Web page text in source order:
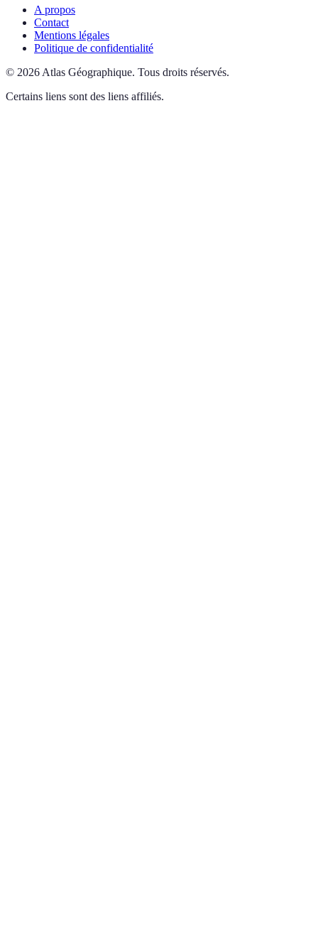
A propos
Contact
Mentions légales
Politique de confidentialité
© 2026 Atlas Géographique. Tous droits réservés.
Certains liens sont des liens affiliés.